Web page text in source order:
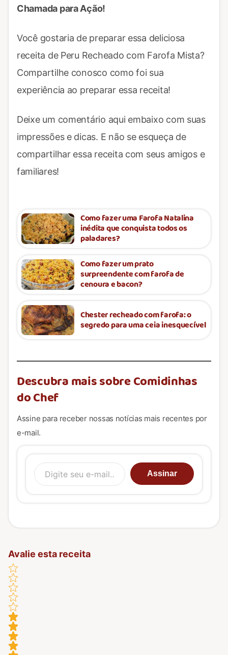
Chamada para Ação!
Você gostaria de preparar essa deliciosa
receita de Peru Recheado com Farofa Mista?
Compartilhe conosco como foi sua
experiência ao preparar essa receita!
Deixe um comentário aqui embaixo com suas
impressões e dicas. E não se esqueça de
compartilhar essa receita com seus amigos e
familiares!
Como fazer uma Farofa Natalina
inédita que conquista todos os
paladares?
Como fazer um prato
surpreendente com farofa de
cenoura e bacon?
Chester recheado com farofa: o
segredo para uma ceia inesquecível
Descubra mais sobre Comidinhas
do Chef
Assine para receber nossas notícias mais recentes por
e-mail.
Digite seu e-mail…
Assinar
Avalie esta receita